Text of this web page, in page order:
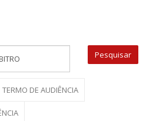
TERMO DE AUDIÊNCIA